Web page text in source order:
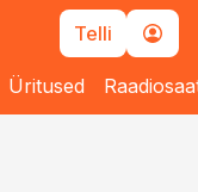
Telli
Üritused